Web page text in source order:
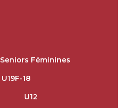
Seniors Féminines
U19F-18
U12